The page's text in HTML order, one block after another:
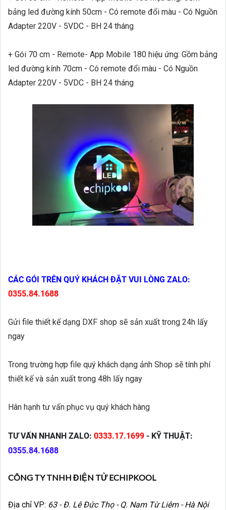
bảng led đường kính 50cm - Có remote đổi màu - Có Nguồn
Adapter 220V - 5VDC - BH 24 tháng
+ Gói 70 cm - Remote- App Mobile 180 hiệu ứng: Gồm bảng
led đường kính 70cm - Có remote đổi màu - Có Nguồn
Adapter 220V - 5VDC - BH 24 tháng
CÁC GÓI TRÊN QUÝ KHÁCH ĐẶT VUI LÒNG ZALO:
0355.84.1688
Gửi file thiết kế dạng DXF shop sẽ sản xuất trong 24h lấy
ngay
Trong trường hợp file quý khách dạng ảnh Shop sẽ tính phí
thiết kế và sản xuất trong 48h lấy ngay
Hân hạnh tư vấn phục vụ quý khách hàng
TƯ VẤN NHANH ZALO: 0333.17.1699 - KỸ THUẬT:
0355.84.1688
CÔNG TY TNHH ĐIỆN TỬ ECHIPKOOL
Địa chỉ VP: 63 - Đ. Lê Đức Thọ - Q. Nam Từ Liêm - Hà Nội